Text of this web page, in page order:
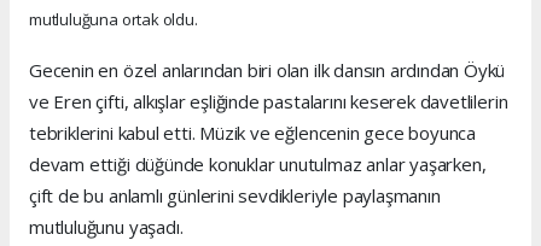
mutluluğuna ortak oldu.
Gecenin en özel anlarından biri olan ilk dansın ardından Öykü
ve Eren çifti, alkışlar eşliğinde pastalarını keserek davetlilerin
tebriklerini kabul etti. Müzik ve eğlencenin gece boyunca
devam ettiği düğünde konuklar unutulmaz anlar yaşarken,
çift de bu anlamlı günlerini sevdikleriyle paylaşmanın
mutluluğunu yaşadı.